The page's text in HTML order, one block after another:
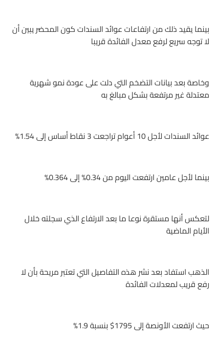
بينما يقيد ذلك من ارتفاعات عوائد السندات كون المحضر يبين أن
لا توجه سريع لرفع معدل الفائدة قريبا
وخاصة بعد بيانات التضخم التي دلت على عودة نمو شهرية
معتدلة غير مرتفعة بشكل مبالغ به
عوائد السندات لأجل 10 أعوام تراجعت 3 نقاط أساس إلى 1.54%
بينما لأجل عامين ارتفعت اليوم من 0.34% إلى 0.364%
لتعكس أنها مستقرة نوعا ما بعد الارتفاع الذي سجلته خلال
الأيام الماضية
الذهب استفاد بعد نشر هذه التفاصيل التي تعتبر مريحة بأن لا
رفع قريب لمعدلات الفائدة
حيث ارتفعت الأونصة إلى 1795$ بنسبة 1.9%